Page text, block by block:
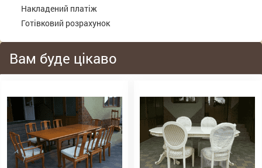
Накладений платіж
Готівковий розрахунок
Вам буде цікаво